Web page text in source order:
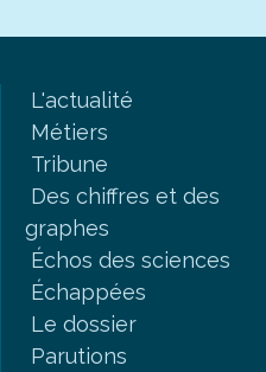
L'actualité
Métiers
Tribune
Des chiffres et des
graphes
Échos des sciences
Échappées
Le dossier
Parutions